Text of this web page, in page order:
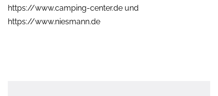
https://www.camping-center.de und
https://www.niesmann.de